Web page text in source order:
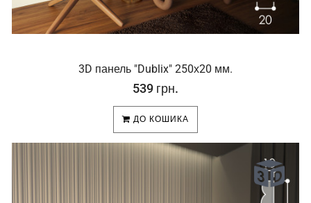
3D панель "Dublix" 250х20 мм.
539 грн.
ДО КОШИКА